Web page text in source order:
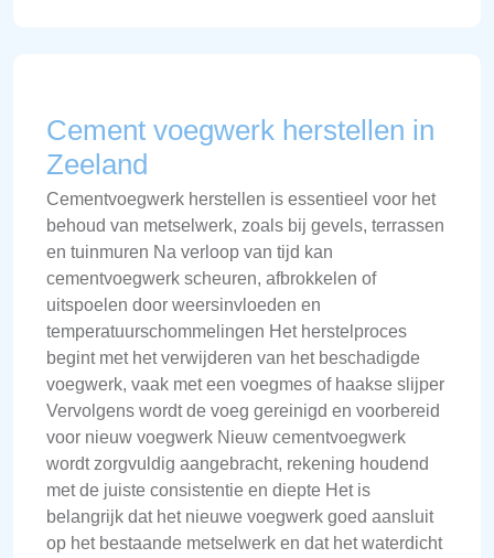
Cement voegwerk herstellen in
Zeeland
Cementvoegwerk herstellen is essentieel voor het
behoud van metselwerk, zoals bij gevels, terrassen
en tuinmuren Na verloop van tijd kan
cementvoegwerk scheuren, afbrokkelen of
uitspoelen door weersinvloeden en
temperatuurschommelingen Het herstelproces
begint met het verwijderen van het beschadigde
voegwerk, vaak met een voegmes of haakse slijper
Vervolgens wordt de voeg gereinigd en voorbereid
voor nieuw voegwerk Nieuw cementvoegwerk
wordt zorgvuldig aangebracht, rekening houdend
met de juiste consistentie en diepte Het is
belangrijk dat het nieuwe voegwerk goed aansluit
op het bestaande metselwerk en dat het waterdicht